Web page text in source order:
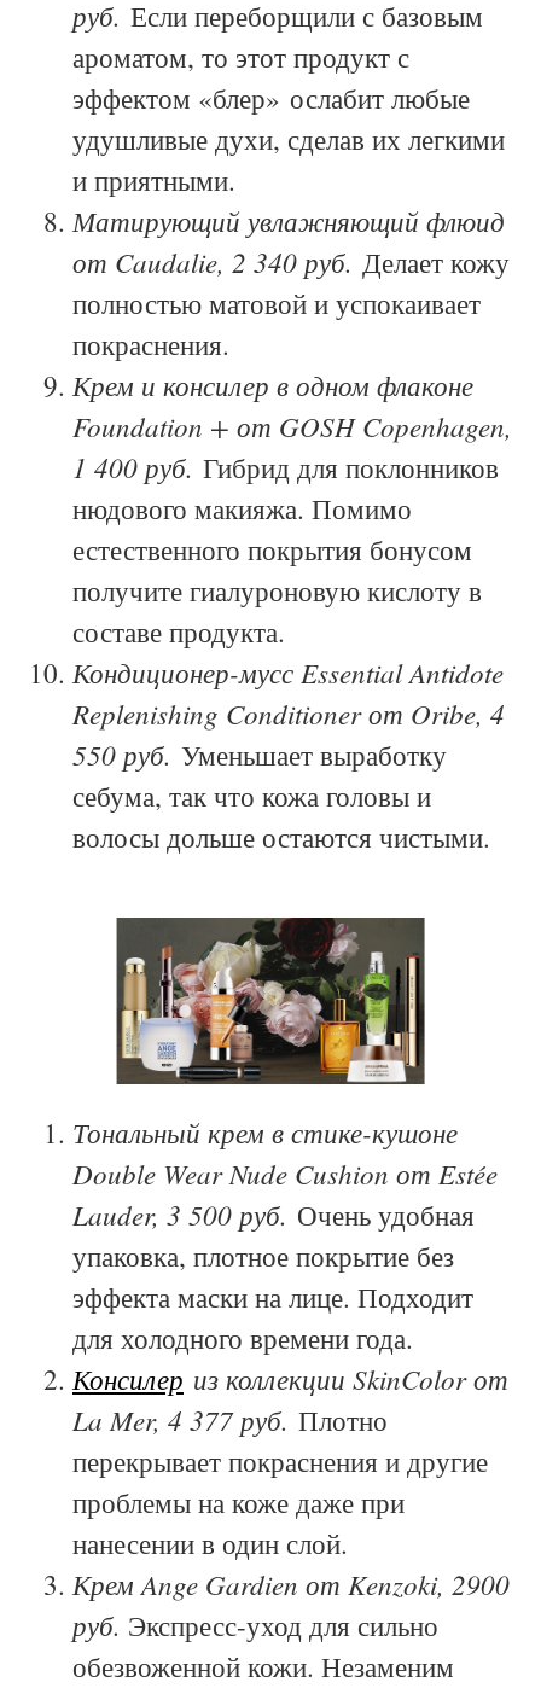
руб. Если переборщили с базовым
ароматом, то этот продукт с
эффектом «блер» ослабит любые
удушливые духи, сделав их легкими
и приятными.
Матирующий увлажняющий флюид
от Caudalie, 2 340 руб. Делает кожу
полностью матовой и успокаивает
покраснения.
Крем и консилер в одном флаконе
Foundation + от GOSH Copenhagen,
1 400 руб. Гибрид для поклонников
нюдового макияжа. Помимо
естественного покрытия бонусом
получите гиалуроновую кислоту в
составе продукта.
Кондиционер-мусс Essential Antidote
Replenishing Conditioner от Oribe, 4
550 руб. Уменьшает выработку
себума, так что кожа головы и
волосы дольше остаются чистыми.
Тональный крем в стике-кушоне
Double Wear Nude Cushion от Estée
Lauder, 3 500 руб. Очень удобная
упаковка, плотное покрытие без
эффекта маски на лице. Подходит
для холодного времени года.
Консилер из коллекции SkinColor от
La Mer, 4 377 руб. Плотно
перекрывает покраснения и другие
проблемы на коже даже при
нанесении в один слой.
Крем Ange Gardien от Kenzoki, 2900
руб. Экспресс-уход для сильно
обезвоженной кожи. Незаменим